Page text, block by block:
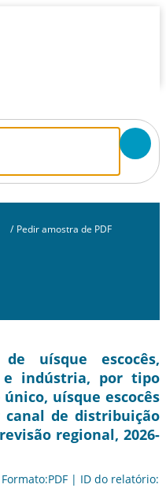
/ Pedir amostra de PDF
uísque escocês,
e indústria, por tipo
uísque escocês
de distribuição
regional, 2026-
| ID do relatório: